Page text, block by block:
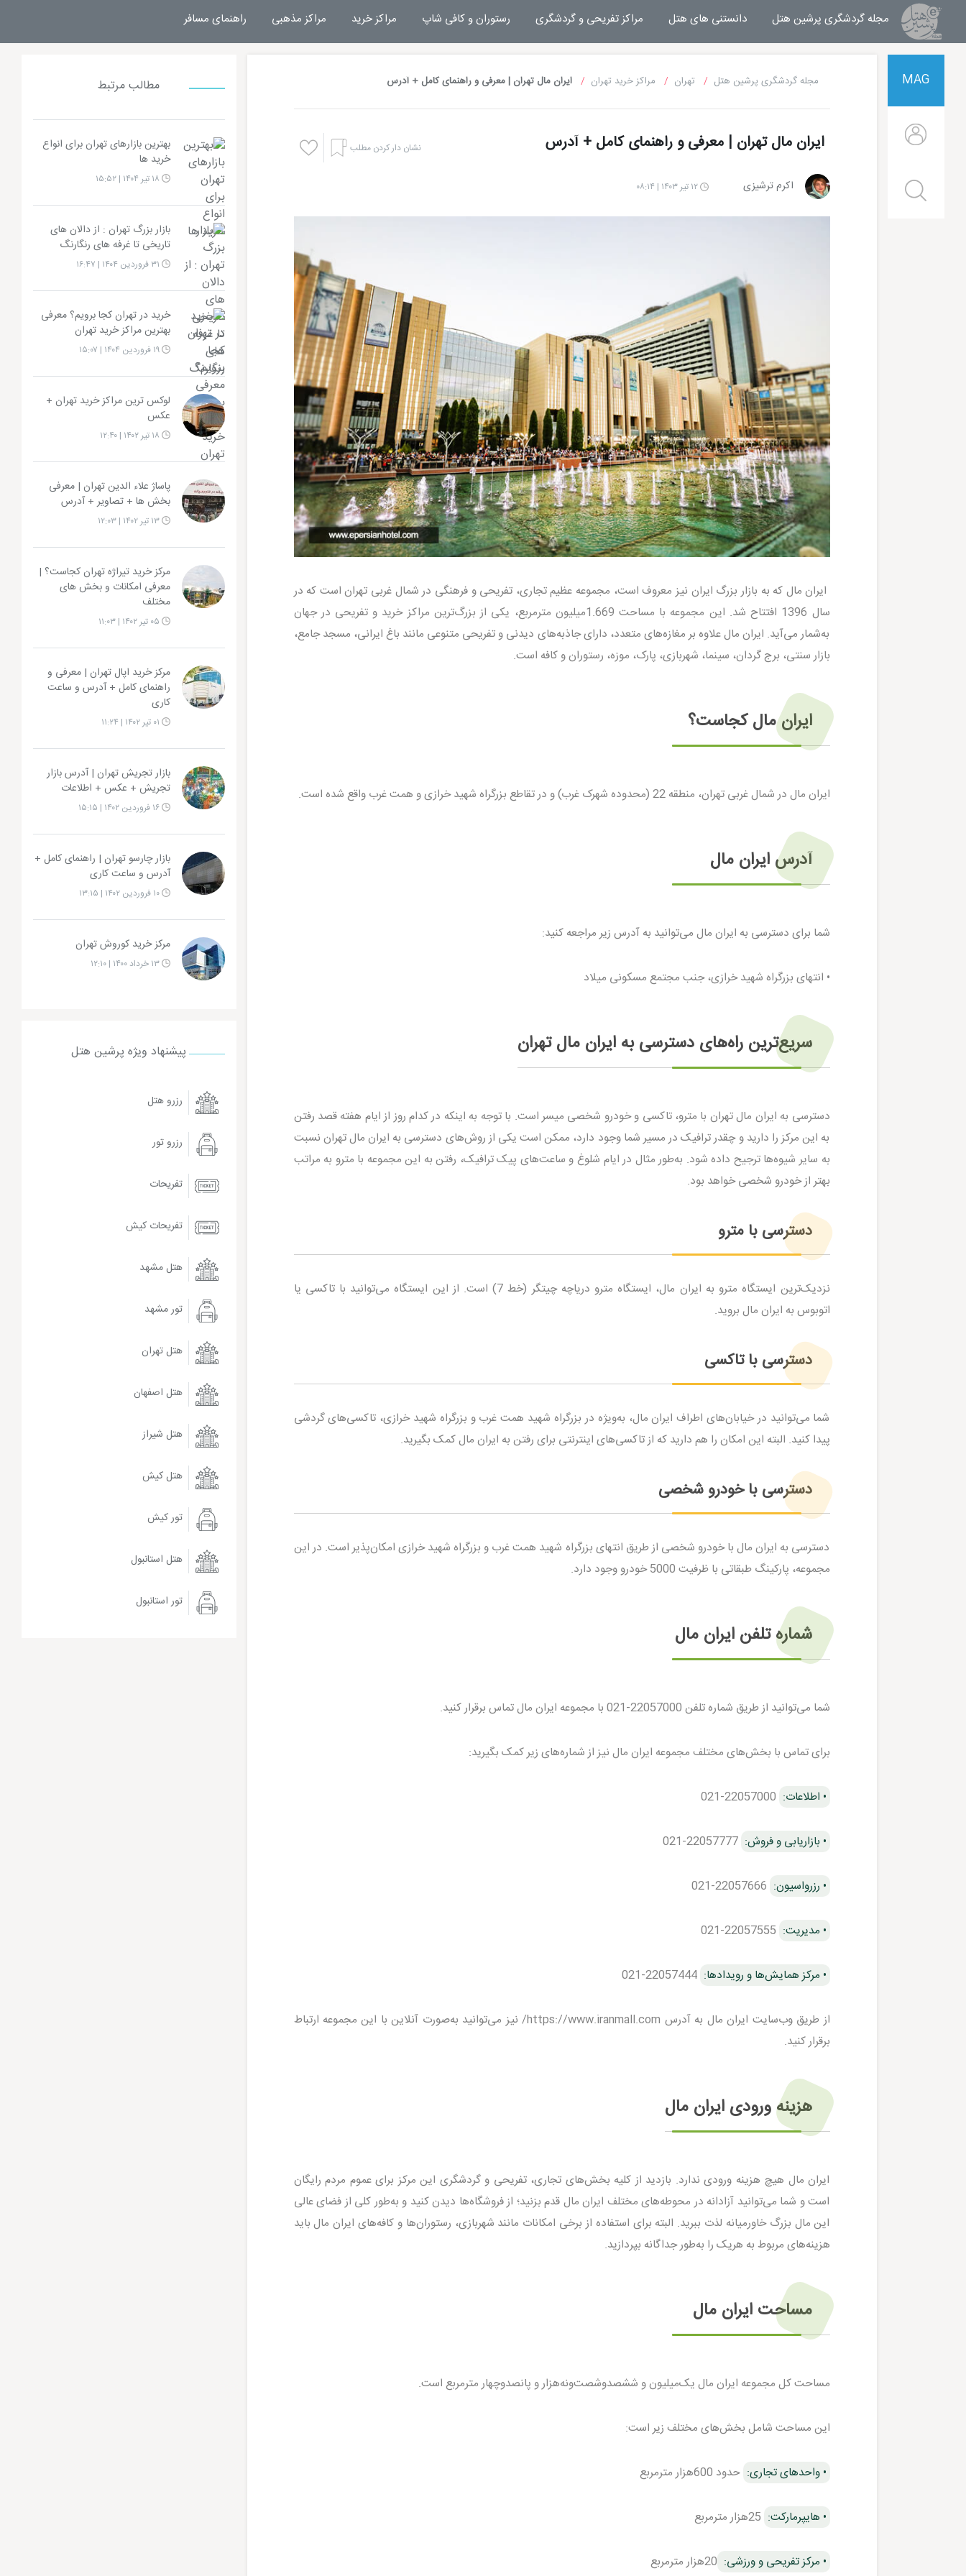
مجله گردشگری پرشین هتل مجله خبری پرشین هتل
دانستنی های هتل مراکز تفریحی و گردشگری رستوران و کافی شاپ مراکز خرید مراکز مذهبی راهنمای مسافر
MAG مجله گردشگری پرشین هتل تهران مراکز خرید تهران ایران مال تهران | معرفی و راهنمای کامل + آدرس
ایران مال تهران | معرفی و راهنمای کامل + آدرس نشان دار کردن مطلب
اکرم ترشیزی ۱۲ تیر ۱۴۰۳ | ۰۸:۱۴
ایران مال که به بازار بزرگ ایران نیز معروف است، مجموعه عظیم تجاری، تفریحی و فرهنگی در شمال غربی تهران است که در
سال 1396 افتتاح شد. این مجموعه با مساحت 1.669میلیون ‌مترمربع، یکی از بزرگ‌ترین مراکز خرید و تفریحی در جهان
به‌شمار می‌آید. ایران مال علاوه بر مغازه‌های متعدد، دارای جاذبه‌های دیدنی و تفریحی متنوعی مانند باغ ایرانی، مسجد جامع،
بازار سنتی، برج گردان، سینما، شهربازی، پارک، موزه، رستوران و کافه است.
ایران مال کجاست؟
ایران مال در شمال غربی تهران، منطقه 22 (محدوده شهرک غرب) و در تقاطع بزرگراه شهید خرازی و همت غرب واقع شده است.
آدرس ایران مال
شما برای دسترسی به ایران مال می‌توانید به آدرس زیر مراجعه کنید:
• انتهای بزرگراه شهید خرازی، جنب مجتمع مسکونی میلاد
سریع‌ترین راه‌های دسترسی به ایران مال تهران
دسترسی به ایران مال تهران با مترو، تاکسی و خودرو شخصی میسر است. با توجه به اینکه در کدام روز از ایام هفته قصد رفتن
به این مرکز را دارید و چقدر ترافیک در مسیر شما وجود دارد، ممکن است یکی از روش‌های دسترسی به ایران مال تهران نسبت
به سایر شیوه‌ها ترجیح داده شود. به‌طور مثال در ایام شلوغ و ساعت‌های پیک ترافیک، رفتن به این مجموعه با مترو به مراتب
بهتر از خودرو شخصی خواهد بود.
دسترسی با مترو
نزدیک‌ترین ایستگاه مترو به ایران مال، ایستگاه مترو دریاچه چیتگر (خط 7) است. از این ایستگاه می‌توانید با تاکسی یا
اتوبوس به ایران مال بروید.
دسترسی با تاکسی
شما می‌توانید در خیابان‌های اطراف ایران مال، به‌ویژه در بزرگراه شهید همت غرب و بزرگراه شهید خرازی، تاکسی‌های گردشی
پیدا کنید. البته این امکان را هم دارید که از تاکسی‌های اینترنتی برای رفتن به ایران مال کمک بگیرید.
دسترسی با خودرو شخصی
دسترسی به ایران مال با خودرو شخصی از طریق انتهای بزرگراه شهید همت غرب و بزرگراه شهید خرازی امکان‌پذیر است. در این
مجموعه، پارکینگ طبقاتی با ظرفیت 5000 خودرو وجود دارد.
شماره تلفن ایران مال
شما می‌توانید از طریق شماره تلفن 22057000-021 با مجموعه ایران مال تماس برقرار کنید.
برای تماس با بخش‌های مختلف مجموعه ایران مال نیز از شماره‌های زیر کمک بگیرید:
• اطلاعات:
• بازاریابی و فروش: 22057777-021
• رزرواسیون:
• مدیریت:
• مرکز همایش‌ها و رویدادها: 22057444-021
از طریق وب‌سایت ایران مال به آدرس https://www.iranmall.com/ نیز می‌توانید به‌صورت آنلاین با این مجموعه ارتباط
برقرار کنید.
هزینه ورودی ایران مال
ایران مال هیچ هزینه ورودی ندارد. بازدید از کلیه بخش‌های تجاری، تفریحی و گردشگری این مرکز برای عموم مردم رایگان
است و شما می‌توانید آزادانه در محوطه‌های مختلف ایران مال قدم بزنید؛ از فروشگاه‌ها دیدن کنید و به‌طور کلی از فضای عالی
این مال بزرگ خاورمیانه لذت ببرید. البته برای استفاده از برخی امکانات مانند شهربازی، رستوران‌ها و کافه‌های ایران مال باید
هزینه‌های مربوط به هریک را به‌طور جداگانه بپردازید.
مساحت ایران مال
مساحت کل مجموعه ایران مال یک‌میلیون و ششصدوشصت‌ونه‌هزار و پانصدوچهار مترمربع است.
این مساحت شامل بخش‌های مختلف زیر است:
• واحدهای تجاری: حدود 600هزار مترمربع
• هایپرمارکت:
• مرکز تفریحی و ورزشی: 20هزار مترمربع
مطالب مرتبط
بهترین بازارهای تهران برای انواع
خرید ها
بازار بزرگ تهران : از دالان‌ های
تاریخی تا غرفه‌ های رنگارنگ
خرید در تهران کجا برویم؟ معرفی
بهترین مراکز خرید تهران
۱۹ فروردین ۱۴۰۴ | ۱۵:۰۷
لوکس ترین مراکز خرید تهران +
عکس
پاساژ علاء الدین تهران | معرفی
بخش ها + تصاویر + آدرس
۱۳ تیر ۱۴۰۲ | ۱۲:۰۳
مرکز خرید تیراژه تهران کجاست؟ |
معرفی امکانات و بخش های
مختلف
مرکز خرید اپال تهران | معرفی و
راهنمای کامل + آدرس و ساعت
کاری
بازار تجریش تهران | آدرس بازار
تجریش + عکس + اطلاعات
۱۶ فروردین ۱۴۰۲ | ۱۵:۱۵
بازار چارسو تهران | راهنمای کامل +
آدرس و ساعت کاری
۱۰ فروردین ۱۴۰۲ | ۱۳:۱۵
مرکز خرید کوروش تهران
۱۳ خرداد ۱۴۰۰ | ۱۲:۱۰
پیشنهاد ویژه پرشین هتل
رزرو هتل
رزرو تور
تفریحات
تفریحات کیش
هتل مشهد
تور مشهد
هتل تهران
هتل اصفهان
هتل شیراز
هتل کیش
تور کیش
هتل استانبول
تور استانبول